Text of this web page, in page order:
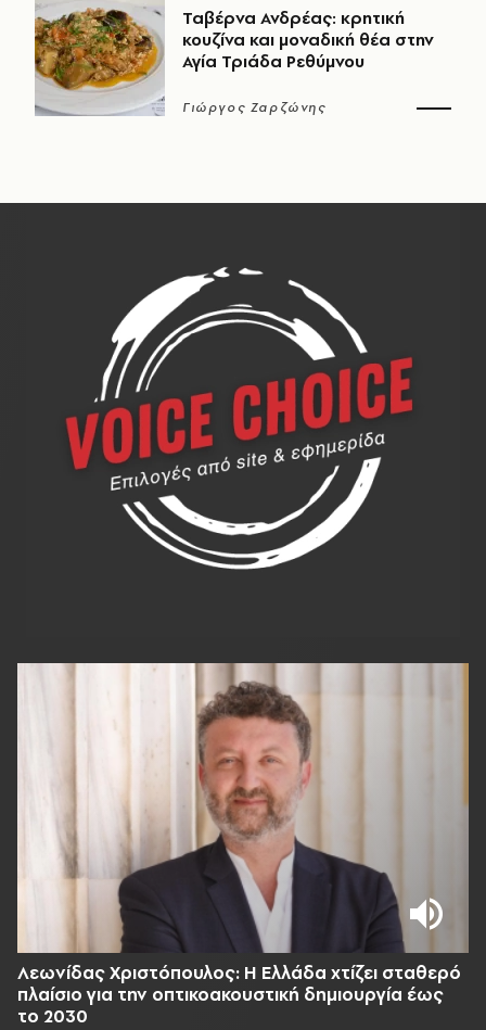
Ταβέρνα Ανδρέας: κρητική
κουζίνα και μοναδική θέα στην
Αγία Τριάδα Ρεθύμνου
Γιώργος Ζαρζώνης
Λεωνίδας Χριστόπουλος: Η Ελλάδα χτίζει σταθερό
πλαίσιο για την οπτικοακουστική δημιουργία έως
το 2030